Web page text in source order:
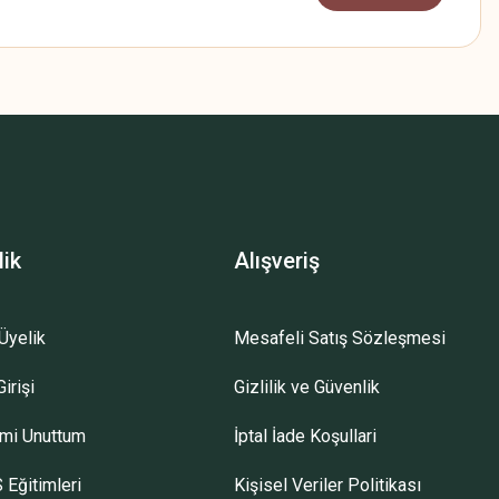
Unuttum
Eğitimleri
Alışveriş
Mesafeli Satış Sözleşmesi
Gizlilik ve Güvenlik
İptal İade Koşullari
Kişisel Veriler Politikası